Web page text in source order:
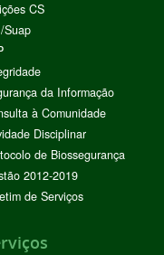
CS
Suap
da Informação
à Comunidade
Disciplinar
de Biossegurança
2012-2019
de Serviços